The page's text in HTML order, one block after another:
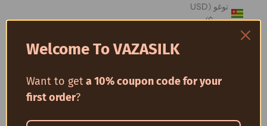
توغو (USD
$)
توكيلو (USD
Welcome To VAZASILK
Want to geta 10% coupon code for your
first order?